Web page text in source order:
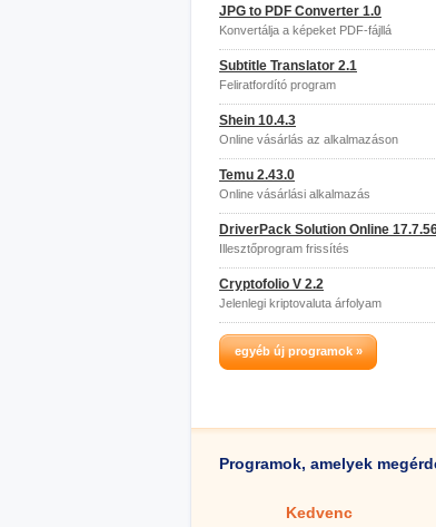
JPG to PDF Converter 1.0
Konvertálja a képeket PDF-fájllá
Subtitle Translator 2.1
Feliratfordító program
Shein 10.4.3
Online vásárlás az alkalmazáson
Temu 2.43.0
Online vásárlási alkalmazás
DriverPack Solution Online
Illesztőprogram frissítés
Cryptofolio V 2.2
Jelenlegi kriptovaluta árfolyam
egyéb új programok »
Programok, amelyek
Kedvenc